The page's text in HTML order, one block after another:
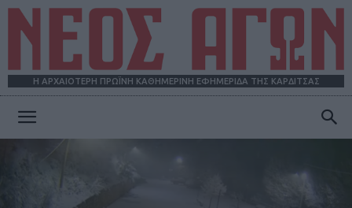
Η ΑΡΧΑΙΟΤΕΡΗ ΠΡΩΪΝΗ ΚΑΘΗΜΕΡΙΝΗ ΕΦΗΜΕΡΙΔΑ ΤΗΣ ΚΑΡΔΙΤΣΑΣ